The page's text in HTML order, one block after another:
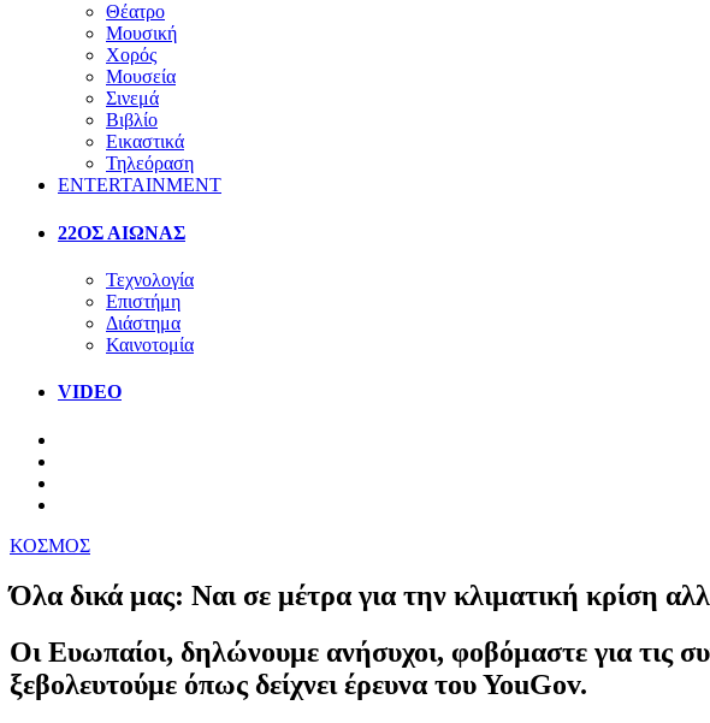
Θέατρο
Μουσική
Χορός
Μουσεία
Σινεμά
Βιβλίο
Εικαστικά
Τηλεόραση
ENTERTAINMENT
22ΟΣ ΑΙΩΝΑΣ
Τεχνολογία
Επιστήμη
Διάστημα
Καινοτομία
VIDEO
ΚΟΣΜΟΣ
Όλα δικά μας: Ναι σε μέτρα για την κλιματική κρίση
Οι Ευωπαίοι, δηλώνουμε ανήσυχοι, φοβόμαστε για τις
ξεβολευτούμε όπως δείχνει έρευνα του ΥοuGov.